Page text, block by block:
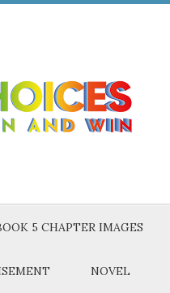
5 CHAPTER IMAGES
NOVEL